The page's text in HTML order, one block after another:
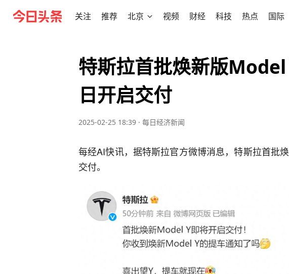
关注 推荐 北京 视频 财经 科技 热点 国际
特斯拉首批焕新版
日开启交付
2025-02-25 18:39 · 每日经济新闻
每经AI快讯，据特斯拉官方微博消息，特斯拉首批
交付。